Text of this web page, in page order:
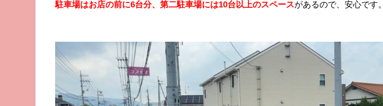
駐車場はお店の前に6台分、第二駐車場には10台以上のスペースがあるので、安心です。